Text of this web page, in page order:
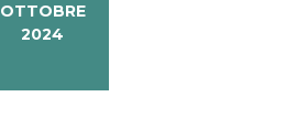
OTTOBRE
2024